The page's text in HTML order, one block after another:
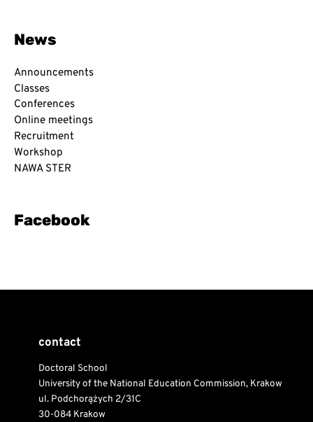
h
f
r
:
News
Announcements
Classes
Conferences
Online meetings
Recruitment
Workshop
NAWA STER
Facebook
contact
Doctoral School
University of the National Education Commission, Krakow
ul. Podchorążych 2/31C
30-084 Krakow